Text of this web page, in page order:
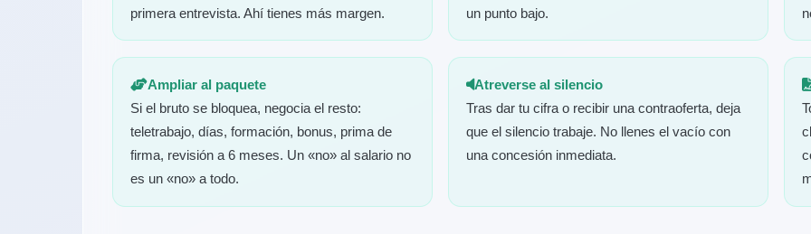
primera entrevista. Ahí tienes más margen.
un punto bajo.
Ampliar al paquete
Si el bruto se bloquea, negocia el resto:
teletrabajo, días, formación, bonus, prima de
firma, revisión a 6 meses. Un «no» al salario no
es un «no» a todo.
Atreverse al silencio
Tras dar tu cifra o recibir una contraoferta, deja
que el silencio trabaje. No llenes el vacío con
una concesión inmediata.